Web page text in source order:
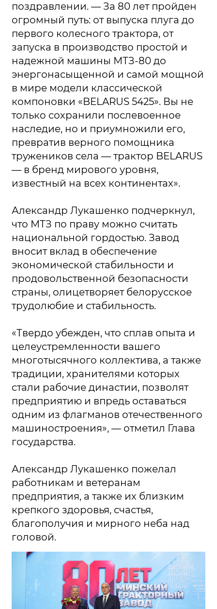
поздравлении. — За 80 лет пройден
огромный путь: от выпуска плуга до
первого колесного трактора, от
запуска в производство простой и
надежной машины МТЗ-80 до
энергонасыщенной и самой мощной
в мире модели классической
компоновки «BELARUS 5425». Вы не
только сохранили послевоенное
наследие, но и приумножили его,
превратив верного помощника
тружеников села — трактор BELARUS
— в бренд мирового уровня,
известный на всех континентах».
Александр Лукашенко подчеркнул,
что МТЗ по праву можно считать
национальной гордостью. Завод
вносит вклад в обеспечение
экономической стабильности и
продовольственной безопасности
страны, олицетворяет белорусское
трудолюбие и стабильность.
«Твердо убежден, что сплав опыта и
целеустремленности вашего
многотысячного коллектива, а также
традиции, хранителями которых
стали рабочие династии, позволят
предприятию и впредь оставаться
одним из флагманов отечественного
машиностроения», — отметил Глава
государства.
Александр Лукашенко пожелал
работникам и ветеранам
предприятия, а также их близким
крепкого здоровья, счастья,
благополучия и мирного неба над
головой.